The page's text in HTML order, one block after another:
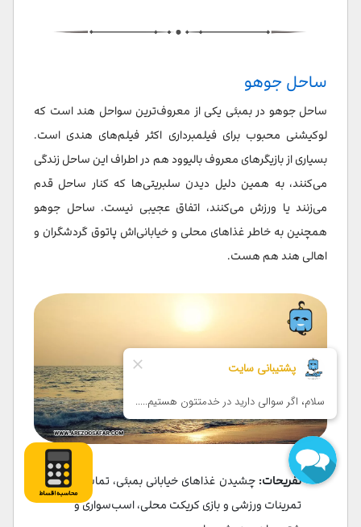
ساحل جوهو
ساحل جوهو در بمبئی یکی از معروف‌ترین سواحل هند است که
لوکیشنی محبوب برای فیلمبرداری اکثر فیلم‌های هندی است.
بسیاری از بازیگرهای معروف بالیوود هم در اطراف این ساحل زندگی
می‌کنند، به همین دلیل دیدن سلبریتی‌ها که کنار ساحل قدم
می‌زنند یا ورزش می‌کنند، اتفاق عجیبی نیست. ساحل جوهو
همچنین به خاطر غذاهای محلی و خیابانی‌اش پاتوق گردشگران و
اهالی هند هم هست.
تفریحات: چشیدن غذاهای خیابانی بمبئی، تماشای
تمرینات ورزشی و بازی کریکت محلی، اسب‌سواری و